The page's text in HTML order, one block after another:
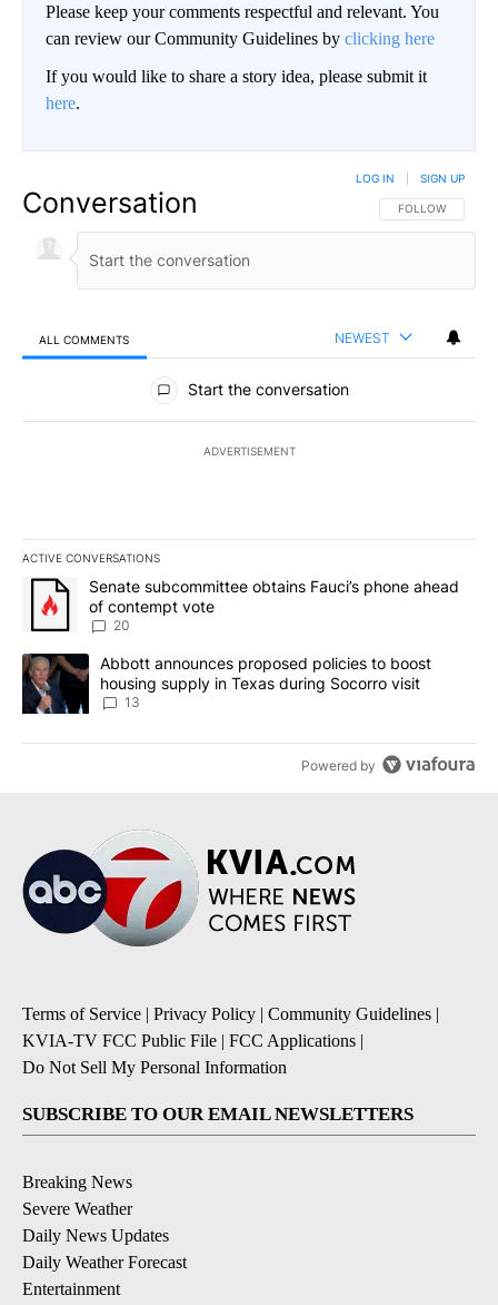
Please keep your comments respectful and relevant. You
can review our Community Guidelines by clicking here
If you would like to share a story idea, please submit it
here.
Conversation FOLLOW THIS
FOLLOW
LOG IN SIGN UP
ALL COMMENTS NEWEST
All Comments
Start the conversation
ADVERTISEMENT
ACTIVE CONVERSATIONS
The following is a list of the most commented articles in the last
A trending article titled "Senate subcommittee obtains Fauci’s
Senate subcommittee obtains Fauci’s phone ahead
of contempt vote
20
A trending article titled "Abbott announces proposed policies to
Abbott announces proposed policies to boost
housing supply in Texas during Socorro visit
13
Powered by
Terms of Service | Privacy Policy | Community Guidelines |
KVIA-TV FCC Public File | FCC Applications |
Do Not Sell My Personal Information
SUBSCRIBE TO OUR EMAIL NEWSLETTERS
Breaking News
Severe Weather
Daily News Updates
Daily Weather Forecast
Entertainment